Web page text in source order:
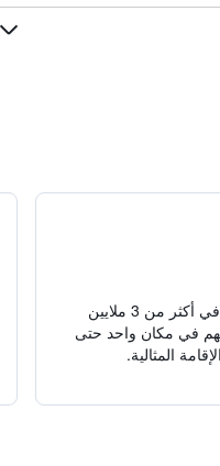
يبحث HotelsCombined في أكثر من 3 ملايين
في مكان واحد حتى
المثالية.